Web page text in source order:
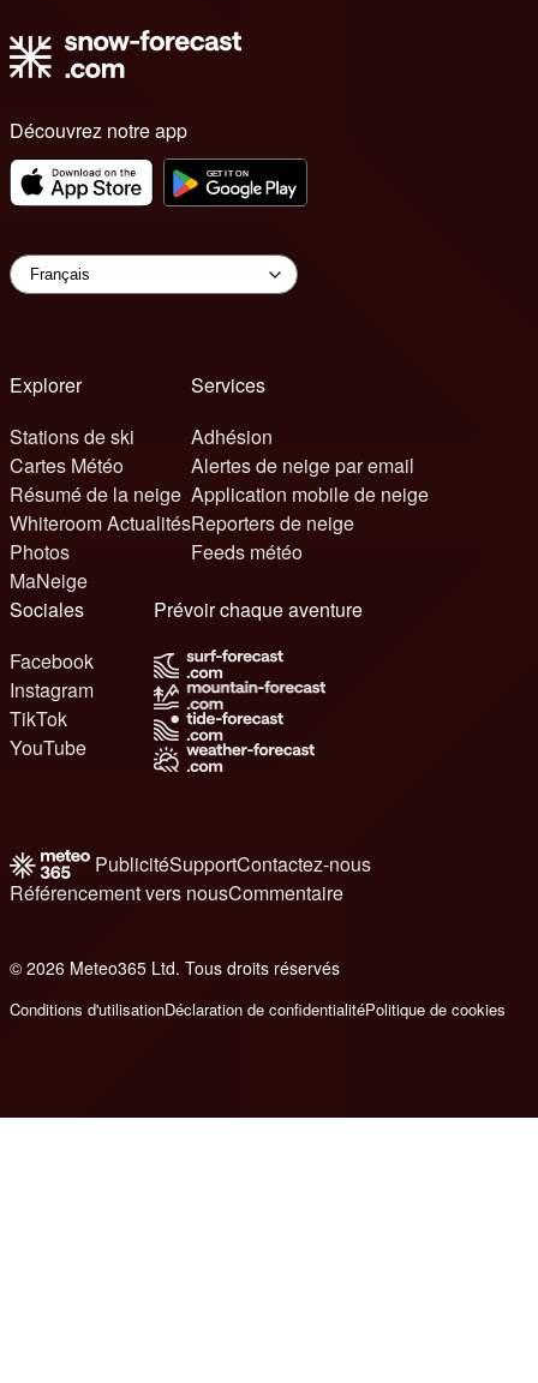
Découvrez notre app
Explorer
Stations de ski
Cartes Météo
Résumé de la neige
Whiteroom Actualités
Photos
MaNeige
Services
Adhésion
Alertes de neige par email
Application mobile de neige
Reporters de neige
Feeds météo
Sociales
Facebook
Instagram
TikTok
YouTube
Prévoir chaque aventure
PublicitéSupportContactez-nous
Référencement vers nousCommentaire
© 2026 Meteo365 Ltd. Tous droits réservés
Conditions d'utilisationDéclaration de confidentialitéPolitique de cookies